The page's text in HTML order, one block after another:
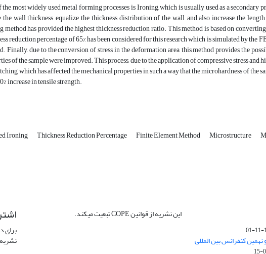
most widely used metal forming processes is Ironing, which is usually used as a secondary
the wall thickness, equalize the thickness distribution of the wall, and also increase the
method has provided the highest thickness reduction ratio. This method is based on
reduction percentage of 65% has been considered for this research which is simulated by the
Finally, due to the conversion of stress in the deformation area, this method provides the
of the sample were improved. This process, due to the application of compressive stress and
which has affected the mechanical properties in such a way that the microhardness of the
increase in tensile strength.
Ironing Thickness Reduction Percentage Finite Element Method Microstructure
کنفرانس بین المللی
این نشریه از قوانین COPE تبعیت میکند.
برای